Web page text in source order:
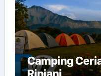
Camping
Rinjani